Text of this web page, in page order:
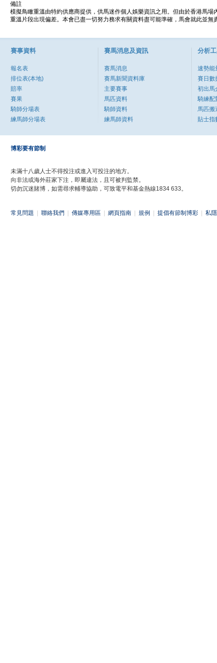
備註
模擬鳥瞰重溫由特約供應商提供，供馬迷作個人娛樂資訊之用。但由於香港馬
重溫片段出現偏差。本會已盡一切努力務求有關資料盡可能準確，馬會就此並
賽事資料
報名表
排位表(本地)
賠率
賽果
騎師分場表
練馬師分場表
賽馬消息及資訊
賽馬消息
賽馬新聞資料庫
主要賽事
馬匹資料
騎師資料
練馬師資料
分析
速勢能
賽日數
初出馬
騎練配
馬匹搬
貼士指
博彩要有節制
未滿十八歲人士不得投注或進入可投注的地方。
向非法或海外莊家下注，即屬違法，且可被判監禁。
切勿沉迷賭博，如需尋求輔導協助，可致電平和基金熱線1834 633。
常見問題 聯絡我們 傳媒專用區 網頁指南 規例 提倡有節制博彩 私